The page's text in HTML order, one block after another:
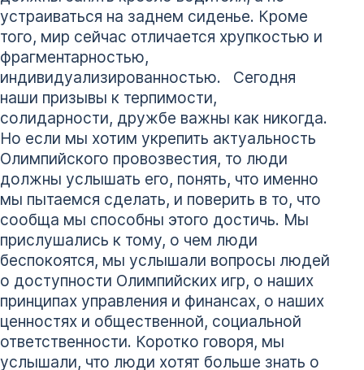
устраиваться на заднем сиденье. Кроме
того, мир сейчас отличается хрупкостью и
фрагментарностью,
индивидуализированностью. Сегодня
наши призывы к терпимости,
солидарности, дружбе важны как никогда.
Но если мы хотим укрепить актуальность
Олимпийского провозвестия, то люди
должны услышать его, понять, что именно
мы пытаемся сделать, и поверить в то, что
сообща мы способны этого достичь. Мы
прислушались к тому, о чем люди
беспокоятся, мы услышали вопросы людей
о доступности Олимпийских игр, о наших
принципах управления и финансах, о наших
ценностях и общественной, социальной
ответственности. Коротко говоря, мы
услышали, что люди хотят больше знать о